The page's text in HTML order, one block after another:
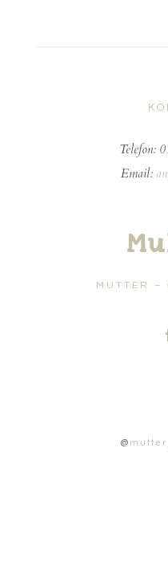
Telefon:
Email:
MUTTER –
@